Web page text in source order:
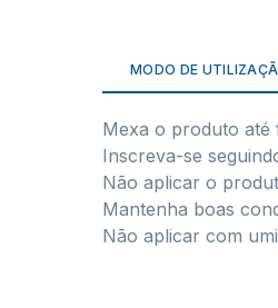
MODO DE
Mexa o produto até
Inscreva-se
Não aplicar o
Mantenha boas
Não aplicar com